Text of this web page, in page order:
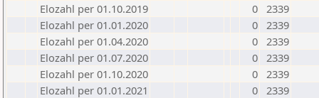
Elozahl per 01.10.2019
0 2339
Elozahl per 01.01.2020
0 2339
Elozahl per 01.04.2020
0 2339
Elozahl per 01.07.2020
0 2339
Elozahl per 01.10.2020
0 2339
Elozahl per 01.01.2021
0 2339